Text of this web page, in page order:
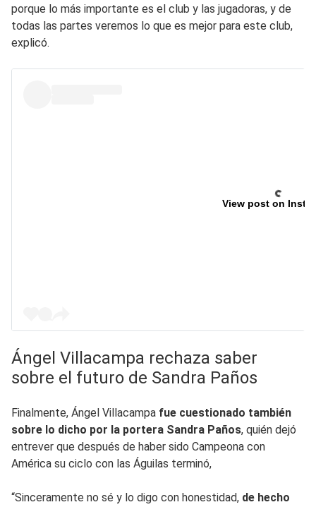
porque lo más importante es el club y las jugadoras, y de
todas las partes veremos lo que es mejor para este club,
explicó.
View post on
Ángel Villacampa rechaza saber
sobre el futuro de Sandra Paños
Finalmente, Ángel Villacampa fue cuestionado también
sobre lo dicho por la portera Sandra Paños, quién dejó
entrever que después de haber sido Campeona con
América su ciclo con las Águilas terminó,
“Sinceramente no sé y lo digo con honestidad, de hecho